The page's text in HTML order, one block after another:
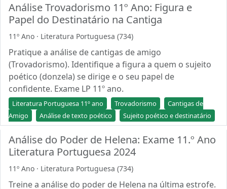
Análise Trovadorismo 11º Ano: Figura e
Papel do Destinatário na Cantiga
11º Ano · Literatura Portuguesa (734)
Pratique a análise de cantigas de amigo
(Trovadorismo). Identifique a figura a quem o sujeito
poético (donzela) se dirige e o seu papel de
confidente. Exame LP 11º ano.
Literatura Portuguesa 11º ano Trovadorismo
Cantigas de
Amigo
Análise de texto poético Sujeito poético e destinatário
Análise do Poder de Helena: Exame 11.º Ano
Literatura Portuguesa 2024
11º Ano · Literatura Portuguesa (734)
Treine a análise do poder de Helena na última estrofe.